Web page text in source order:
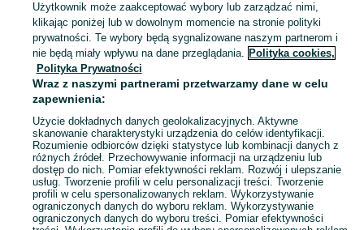
Skorzystaj z największego serwisu ogłoszeniowego - Stefanów i okolice! Kupuj to, czego pragniesz i sprzedawaj to, czego już nie potrzebujesz! Zobacz
Mapa kategorii
Mapa miejscowości
Mapa ministron
Popularne wyszukiwania
Użytkownik może zaakceptować wybory lub zarządzać nimi,
klikając poniżej lub w dowolnym momencie na stronie polityki
prywatności. Te wybory będą sygnalizowane naszym partnerom i
nie będą miały wpływu na dane przeglądania. Polityka cookies,
Polityka Prywatności
Wraz z naszymi partnerami przetwarzamy dane w celu
zapewnienia:
Użycie dokładnych danych geolokalizacyjnych. Aktywne
skanowanie charakterystyki urządzenia do celów identyfikacji.
Rozumienie odbiorców dzięki statystyce lub kombinacji danych z
różnych źródeł. Przechowywanie informacji na urządzeniu lub
dostęp do nich. Pomiar efektywności reklam. Rozwój i ulepszanie
usług. Tworzenie profili w celu personalizacji treści. Tworzenie
profili w celu spersonalizowanych reklam. Wykorzystywanie
ograniczonych danych do wyboru reklam. Wykorzystywanie
ograniczonych danych do wyboru treści. Pomiar efektywności